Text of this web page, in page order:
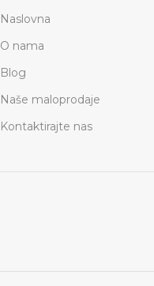
Naslovna
O nama
Blog
Naše maloprodaje
Kontaktirajte nas